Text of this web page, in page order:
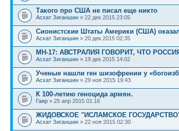
Такого про США не писал еще никто
Асхат Зиганшин » 22 дек 2015 23:05
Сионистские Штаты Америки (США)
Асхат Зиганшин » 20 дек 2015 02:35
МН-17: АВСТРАЛИЯ ГОВОРИТ, ЧТО
Асхат Зиганшин » 19 дек 2015 14:02
Ученые нашли ген шизофрении у
Асхат Зиганшин » 29 ноя 2015 19:43
К 100-летию геноцида армян.
Гаяр » 25 апр 2015 01:16
ЖИДОВСКОЕ "ИСЛАМСКОЕ
Асхат Зиганшин » 22 ноя 2015 02:30